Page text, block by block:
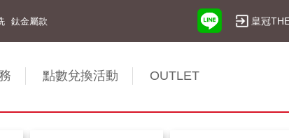
皇冠
鈦金屬款
點數兌換活動 OUTLET